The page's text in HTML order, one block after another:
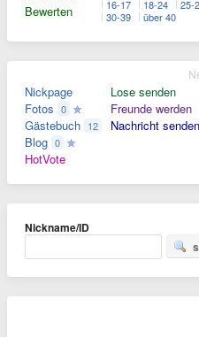
Bewerten
16-17
18-24
25-
30-39
über 40
Nickpage
Fotos 0
Gästebuch 12
Blog 0
HotVote
Lose senden
Freunde werden
Nachricht senden
Nickname/ID